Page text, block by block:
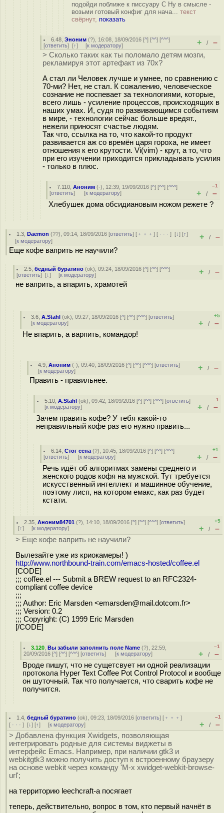
подойди поближе к писсуару С Ну в смысле -
возьми готовый конфиг для нача... текст
свёрнут, показать
6.48 ,Эноним (?), 16:08, 18/09/2016 [^] [^^] [^^^]
[ответить] [↑] [к модератору] + / –
> Сколько таких как ты поломало детям мозги,
рекламируя этот артефакт из 70х?
А стал ли Человек лучше и умнее, по сравнению с
70-ми? Нет, не стал. К сожалению, человеческое
сознание не поспевает за технологиями, которые,
всего лишь - усиление процессов, происходящих в
наших умах. И, судя по развивающимся событиям
в мире, - технологии сейчас больше вредят.,
нежели приносят счастье людям.
Так что, ссылка на то, что какой-то продукт
развивается аж со времён царя гороха, не имеет
отношения к его крутости. Vi(vim) - крут, а то, что
при его изучении приходится прикладывать усилия
- только в плюс.
7.110 ,Аноним (-), 12:39, 19/09/2016 [^] [^^] [^^^]
[ответить] [к модератору]
–1
+ / –
Хлебушек дома обсидиановым ножом режете ?
1.3 ,Daemon (??), 09:14, 18/09/2016 [ответить] [ ﹢﹢﹢] [ · · ·][↓] [↑]
[к модератору] + / –
Еще кофе ваприть не научили?
2.5 ,бедный буратино (ok), 09:24, 18/09/2016 [^] [^^] [^^^]
[ответить] [↓] [к модератору] + / –
не ваприть, а впарить, храмотей
3.6 ,A.Stahl (ok), 09:27, 18/09/2016 [^] [^^] [^^^] [ответить]
[к модератору]
+5
+ / –
Не впарить, а варпить, командор!
4.9 ,Аноним (-), 09:40, 18/09/2016 [^] [^^] [^^^] [ответить]
[к модератору] + / –
Править - правильнее.
5.10 ,A.Stahl (ok), 09:42, 18/09/2016 [^] [^^] [^^^] [ответить]
[к модератору]
–1
+ / –
Зачем править кофе? У тебя какой-то
неправильный кофе раз его нужно править...
6.14 ,Стог сена (?), 10:45, 18/09/2016 [^] [^^] [^^^]
[ответить] [к модератору]
+1
+ / –
Речь идёт об алгоритмах замены среднего и
женского родов кофя на мужской. Тут требуется
искусственный интеллект и машинное обучение,
поэтому лисп, на котором емакс, как раз будет
кстати.
2.35 ,Аноним84701 (?), 14:10, 18/09/2016 [^] [^^] [^^^] [ответить]
[↑] [к модератору]
+5
+ / –
> Еще кофе ваприть не научили?
Вылезайте уже из криокамеры! )
http://www.northbound-train.com/emacs-hosted/coffee.el
[CODE]
;;; coffee.el --- Submit a BREW request to an RFC2324-
compliant coffee device
;;;
;;; Author: Eric Marsden <emarsden@mail.dotcom.fr>
;;; Version: 0.2
;;; Copyright: (C) 1999 Eric Marsden
[/CODE]
3.120 ,Вы забыли заполнить поле Name (?), 22:59,
20/09/2016 [^] [^^] [^^^] [ответить] [к модератору]
–1
+ / –
Вроде пишут, что не сущетсвует ни одной реализации
протокола Hyper Text Coffee Pot Control Protocol и вообще
он шуточный. Так что получается, что сварить кофе не
получится.
1.4 ,бедный буратино (ok), 09:23, 18/09/2016 [ответить] [ ﹢﹢﹢]
[ · · · ] [↓] [↑] [к модератору]
–1
+ / –
> Добавлена функция Xwidgets, позволяющая
интегрировать родные для системы виджеты в
интерфейс Emacs. Например, при наличии gtk3 и
webkitgtk3 можно получить доступ к встроенному браузеру
на основе webkit через команду 'M-x xwidget-webkit-browse-
url';
на территорию leechcraft-а посягает
теперь, действительно, вопрос в том, кто первый начнёт в